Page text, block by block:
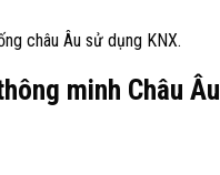
châu Âu sử dụng KNX.
minh Châu Âu